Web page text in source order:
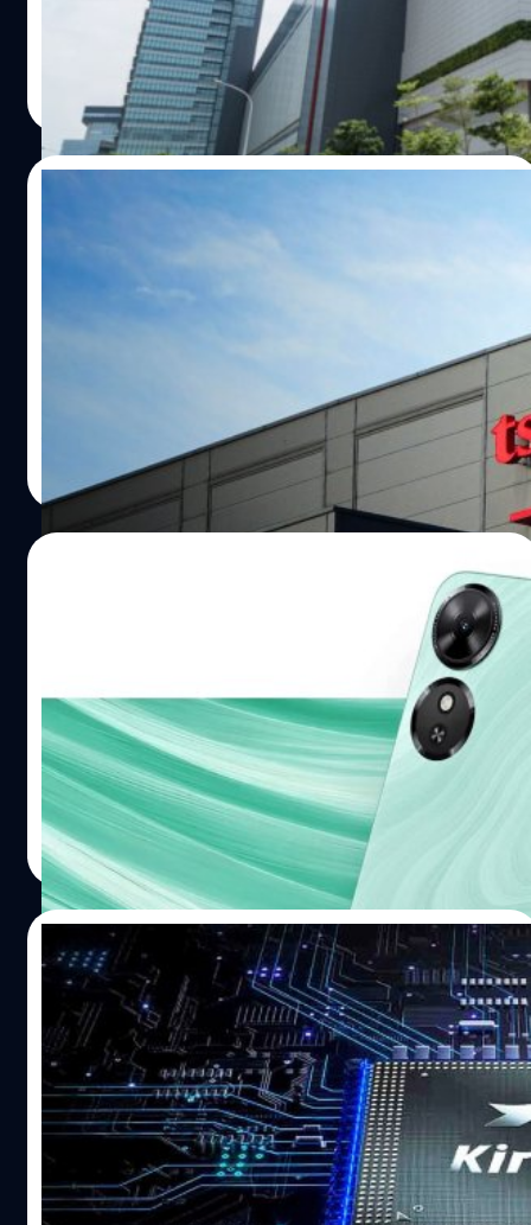
จตุรวิทย์ เครือวาณิชกิจ| 345 days ago
Read More
สัญญาณเตือนจาก TSMC เลิกใช้เครื่องมือจีน
เหตุหวั่นถูกสหรัฐฯ แบน
บริษัท Taiwan Semiconductor Manufacturing Co. (TSMC)
ผู้ผลิตชิปเบอร์หนึ่งของโลก เริ่มถอนเครื่องมือการผลิตจากจีน
ออกจากโรงงานที่ทันสมัยที่สุด เพื่อหลีกเลี่ยงความเสี่ยงจาก
กฎระเบียบใหม่ของสหรัฐฯ ที่จะส่งผลกระทบต่อการผลิตและ
ยอดขายทั่วโลก ในยุคที่การแข่งขันด้านเทคโนโลยีและ
ภูมิรัฐศาสตร์ร้อนระอุขึ้นทุกขณะ TSMC ได้เริ่มดำเนินการครั้ง
สำคัญที่สะท้อนถึงความสัมพันธ์ที่เปราะบางระหว่างสหรัฐฯ
และจีน โดยบริษัทได้ตัดสินใจลดการใช้เครื่องมือผลิตชิปจาก
สอดคล้องกับข้อกำหนดใหม่ของรัฐบาลสหรัฐฯ และเพื่อรักษา
โอกาสในการเข้าถึงตลาดและเงินอุดหนุนที่สำคัญ การตัดสิน
ใจครั้งนี้มีขึ้นในช่วงที่สมาชิกสภานิติบัญญัติของสหรัฐฯ กำลัง
ผลักดันกฎหมายที่เข้มงวดขึ้น เพื่อสกัดกั้นเทคโนโลยีที่อาจเป็น
ประโยชน์ต่อกองทัพจีน นอกจากนี้ ยังมีการพิจารณาจำกัด
การส่งออกสำหรับบริษัทที่ยังคงทำงานร่วมกับจีนอีกด้วย
ทำไม TSMC ต้องรีบถอนตัว? สาเหตุสำคัญที่ทำให้ TSMC ต้อง
เร่งดำเนินการคือ กฎหมาย Chip EQUIP Act ที่กำลังถูกผลัก
ดัน โดยกฎหมายนี้จะห้ามบริษัทที่ได้รับเงินอุดหนุนจากรัฐบาล
สหรัฐฯ ใช้เครื่องมือจากหน่วยงานต่างชาติที่เป็นที่น่ากังวล ซึ่ง
รวมถึงซัพพลายเออร์จากจีนด้วย เนื่องจาก TSMC มีโรงงาน
ผลิตชิปในสหรัฐฯ และได้รับเงินอุดหนุนจากรัฐบาลสหรัฐฯ
การตัดสินใจครั้งนี้จึงเป็นสิ่งจำเป็นเพื่อป้องกันความเสี่ยงและ
รักษาผลประโยชน์ในระยะยาว การดำเนินการดังกล่าวเริ่มขึ้น
แล้วในสายการผลิตชิปขนาด 2 นาโนเมตร ที่เป็นเทคโนโลยีที่
ทันสมัยที่สุดและมีความสำคัญอย่างยิ่งต่ออุตสาหกรรม AI
โดยก่อนหน้านี้ TSMC เคยใช้เครื่องมือบางส่วนจากบริษัทจีน
เช่น AMEC และ Mattson Technology แต่ปัจจุบันกำลังทยอย
ยกเลิกการใช้เครื่องมือเหล่านั้น…
ธีรภัทร์ ธีระโรจนพงษ์| 348 days ago
Read More
Honor เปิตตัว Play 10C : มาพร้อมแบตฯ
6,000 mAh ในราคาเริ่มต้น 2,900 บาท
Honor ได้เปิดตัวสมาร์ตโฟนราคาปรหยัดรุ่นล่าสุด นั่นคือ Play
10C ซึ่งติดตั้งชิป Dimensity 6300 และแบตเตอรี่ 6,000
mAh
ปรีดี ฤกษ์วลีกุล| 365 days ago
Read More
29/06/2025
Huawei จะเปิดตัวชิปเรือธง ปลายปี 2025 แข่ง
กับ Apple, Qualcomm และ MediaTek
บริษัทผู้พัฒนาชิปเซมิคอนดักเตอร์ (Semiconductor) ราย
ใหญ่ทุกแบรนด์ จะเปิดตัวชิปเซตระดับเรือธงรุ่นใหม่ในครึ่ง
หลังของปี 2025
ปรีดี ฤกษ์วลีกุล| 405 days ago